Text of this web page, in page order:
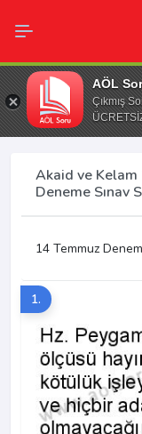
AÖL
Çıkmış
Akaid ve Kelam
Deneme Sınav
14 Temmuz
1.